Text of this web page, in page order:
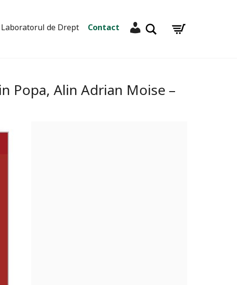
Laboratorul de Drept Contact Contul meuCaută
Popa, Alin Adrian Moise –